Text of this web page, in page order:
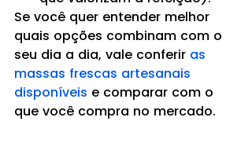
Se você quer entender melhor
quais opções combinam com o
seu dia a dia, vale conferir as
massas frescas artesanais
disponíveis e comparar com o
que você compra no mercado.